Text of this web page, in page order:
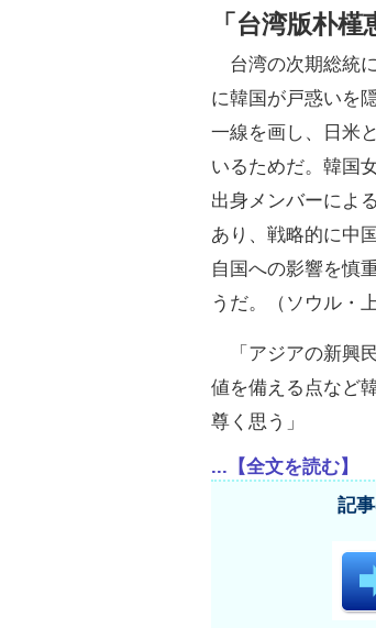
「台湾版朴
台湾の次期総統
に韓国が戸惑いを
一線を画し、日米
いるためだ。韓国
出身メンバーによ
あり、戦略的に中
自国への影響を慎
うだ。（ソウル・
「アジアの新興
値を備える点など
尊く思う」
...【全文を読む】
記